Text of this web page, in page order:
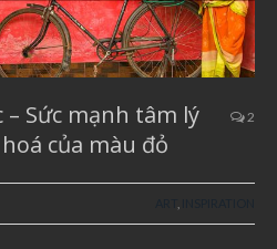
– Sức mạnh tâm lý
của màu đỏ
2